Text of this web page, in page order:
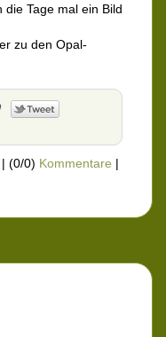
Tage mal ein Bild
zu den Opal-
| (0/0) Kommentare |